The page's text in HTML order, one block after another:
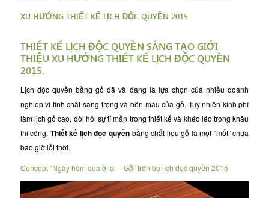
XU HƯỚNG THIẾT KẾ LỊCH ĐỘC QUYỀN 2015
THIẾT KẾ LỊCH ĐỘC QUYỀN SÁNG TẠO GIỚI
THIỆU XU HƯỚNG THIẾT KẾ LỊCH ĐỘC QUYỀN
2015.
Lịch độc quyền bầng gỗ đã và đang là lựa chọn của nhiều doanh
nghiệp vì tính chất sang trọng và bền màu của gỗ. Tuy nhiên kinh phí
làm lịch gỗ cao, đòi hỏi sự tỉ mẫn trong thiết kế và khéo léo trong khâu
thi công. Thiết kế lịch độc quyềnbằng chất liệu gỗ là một “mốt” chưa
bao giờ lỗi thời.
Concept “Ngày hôm qua ở lại – Gỗ” trên bộ lịch độc quyền 2015